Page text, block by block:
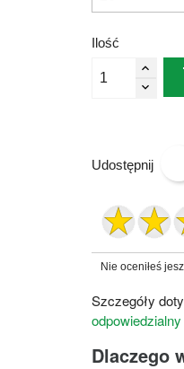
Ilość
Udostępnij
Nie oceniłeś
Szczegóły
Dlaczego